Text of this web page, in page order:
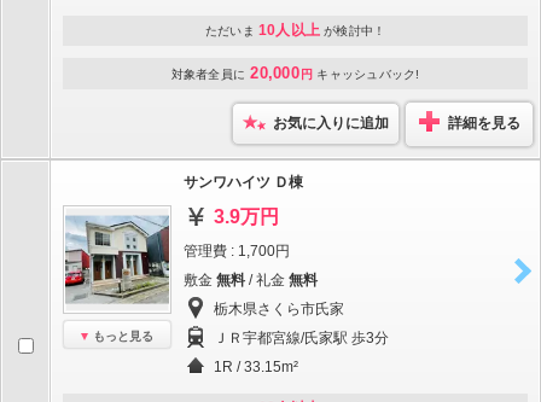
ただいま 10人以上 が検討中！
対象者全員に 20,000 円 キャッシュバック!
お気に入りに追加 詳細を見る
もっと見る
サンワハイツ Ｄ棟
3.9万円
管理費 : 1,700円
敷金 無料 / 礼金 無料
栃木県さくら市氏家
ＪＲ宇都宮線/氏家駅 歩3分
1R / 33.15m²